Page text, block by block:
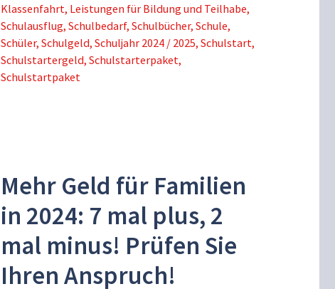
Klassenfahrt, Leistungen für Bildung und Teilhabe,
Schulausflug, Schulbedarf, Schulbücher, Schule,
Schüler, Schulgeld, Schuljahr 2024 / 2025, Schulstart,
Schulstartergeld, Schulstarterpaket,
Schulstartpaket
Mehr Geld für Familien
in 2024: 7 mal plus, 2
mal minus! Prüfen Sie
Ihren Anspruch!